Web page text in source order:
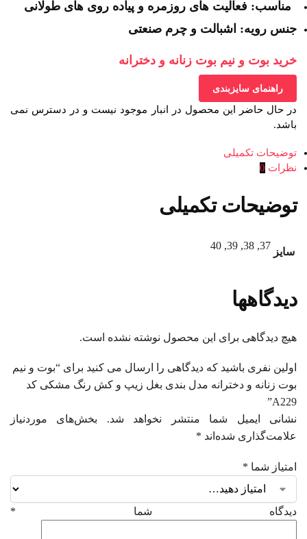
مناسب: فعالیت های روزمره و پیاده روی های طولانی
جنس رویه: اشبالت و چرم صنعتی
خرید بوت و نیم بوت زنانه و دخترانه
راهنمای سایزبندی
در حال حاضر این محصول در انبار موجود نیست و در دسترس نمی
باشد.
توضیحات تکمیلی
نظرات 0
توضیحات تکمیلی
سایز
37, 38, 39, 40
دیدگاهها
هیچ دیدگاهی برای این محصول نوشته نشده است.
اولین نفری باشید که دیدگاهی را ارسال می کنید برای “بوت و نیم
بوت زنانه و دخترانه مدل بندی بغل زیپ و کش رنگ مشکی کد
A229”
نشانی ایمیل شما منتشر نخواهد شد.
بخش‌های موردنیاز
علامت‌گذاری شده‌اند *
امتیاز شما *
دیدگاه شما *